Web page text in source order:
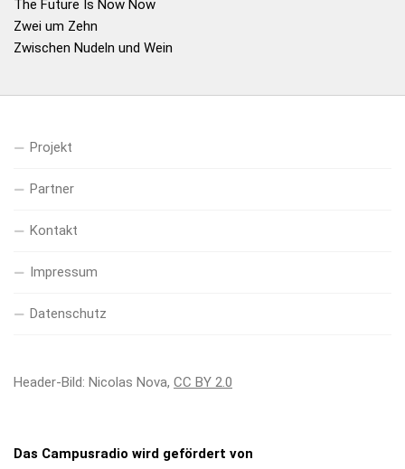
The Future Is Now Now
Zwei um Zehn
Zwischen Nudeln und Wein
Projekt
Partner
Kontakt
Impressum
Datenschutz
Header-Bild: Nicolas Nova, CC BY 2.0
Das Campusradio wird gefördert von